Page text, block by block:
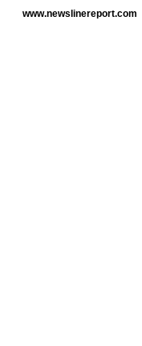
www.newslinereport.com